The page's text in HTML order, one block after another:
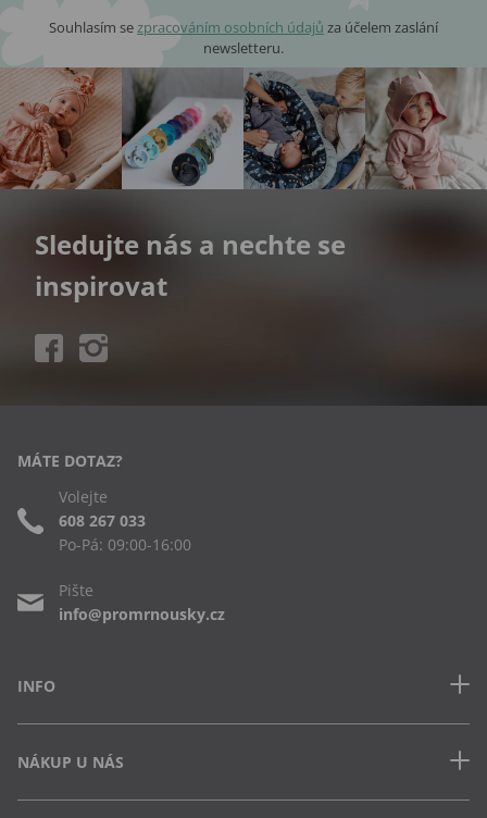
Souhlasím sezpracováním osobních údajů za účelem zaslání
newsletteru.
Sledujte nás a nechte se
inspirovat
INFO
Často kladené dotazy
Obchodní podmínky
NÁKUP U NÁS
MÁTE DOTAZ?
Volejte
608 267 033
Po-Pá: 09:00-16:00
Pište
info@promrnousky.cz